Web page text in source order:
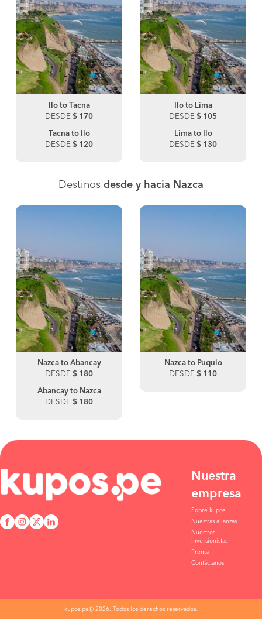
Ilo to Tacna
DESDE $ 170
Tacna to Ilo
DESDE $ 120
Ilo to Lima
DESDE $ 105
Lima to Ilo
DESDE $ 130
Destinos desde y hacia Nazca
Nazca to Abancay
DESDE $ 180
Abancay to Nazca
DESDE $ 180
Nazca to Puquio
DESDE $ 110
Nuestra
empresa
Sobre kupos
Nuestras alianzas
Nuestros
inversionistas
Prensa
Contáctanos
kupos.pe© 2026. Todos los derechos reservados.